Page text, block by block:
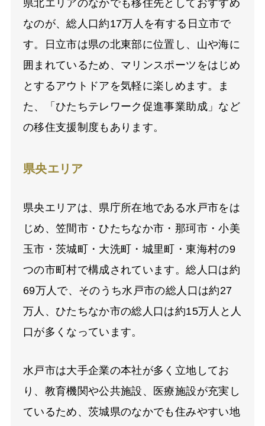
県北エリアのなかでも移住先としておすすめ
なのが、総人口約17万人を有する日立市で
す。日立市は県の北東部に位置し、山や海に
囲まれているため、マリンスポーツをはじめ
とするアウトドアを気軽に楽しめます。ま
た、「ひたちテレワーク促進事業助成」など
の移住支援制度もあります。
県央エリア
県央エリアは、県庁所在地である水戸市をは
じめ、笠間市・ひたちなか市・那珂市・小美
玉市・茨城町・大洗町・城里町・東海村の9
つの市町村で構成されています。総人口は約
69万人で、そのうち水戸市の総人口は約27
万人、ひたちなか市の総人口は約15万人と人
口が多くなっています。
水戸市は大手企業の本社が多く立地してお
り、教育機関や公共施設、医療施設が充実し
ているため、茨城県のなかでも住みやすい地